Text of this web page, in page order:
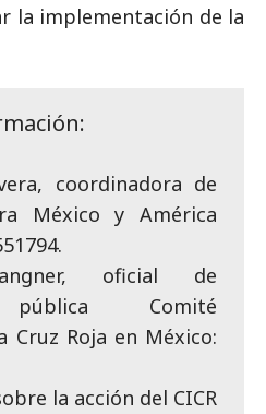
la implementación de la
coordinadora de
México y América
oficial de
pública Comité
Cruz Roja en México:
la acción del CICR